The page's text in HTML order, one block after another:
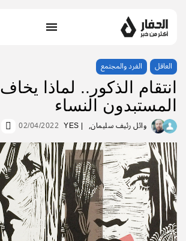
العاقل الفرد والمجتمع
انتقام الذكور.. لماذا يخاف
المستبدون النساء
وائل رئيف سليمان | YES
02/04/2022